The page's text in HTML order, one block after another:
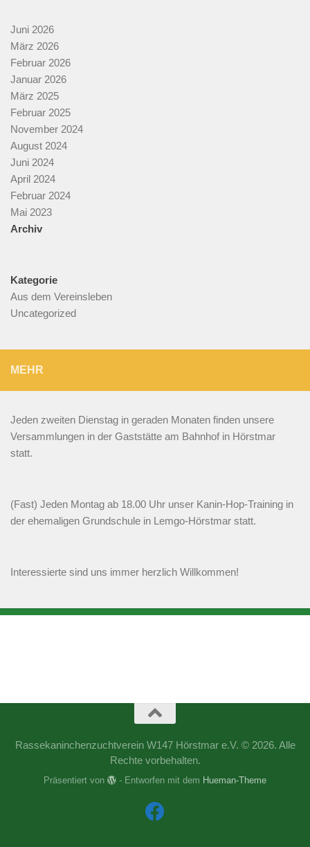
Juni 2026
März 2026
Februar 2026
Januar 2026
März 2025
Februar 2025
November 2024
August 2024
Juni 2024
April 2024
Februar 2024
Mai 2023
Archiv
Kategorie
Aus dem Vereinsleben
Uncategorized
MEHR
Jeden zweiten Dienstag in geraden Monaten finden unsere
Versammlungen in der Gaststätte am Bahnhof in Hörstmar
statt.
(Fast) Jeden Montag ab 18.00 Uhr unser Kanin-Hop-Training in
der ehemaligen Grundschule in Lemgo-Hörstmar statt.
Interessierte sind uns immer herzlich Willkommen!
Rassekaninchenzuchtverein W147 Hörstmar e.V. © 2026. Alle
Rechte vorbehalten.
Präsentiert von - Entworfen mit dem Hueman-Theme